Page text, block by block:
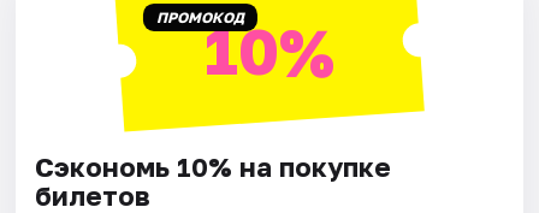
ПРОМОКОД10%
Сэкономь 10% на покупке
билетов